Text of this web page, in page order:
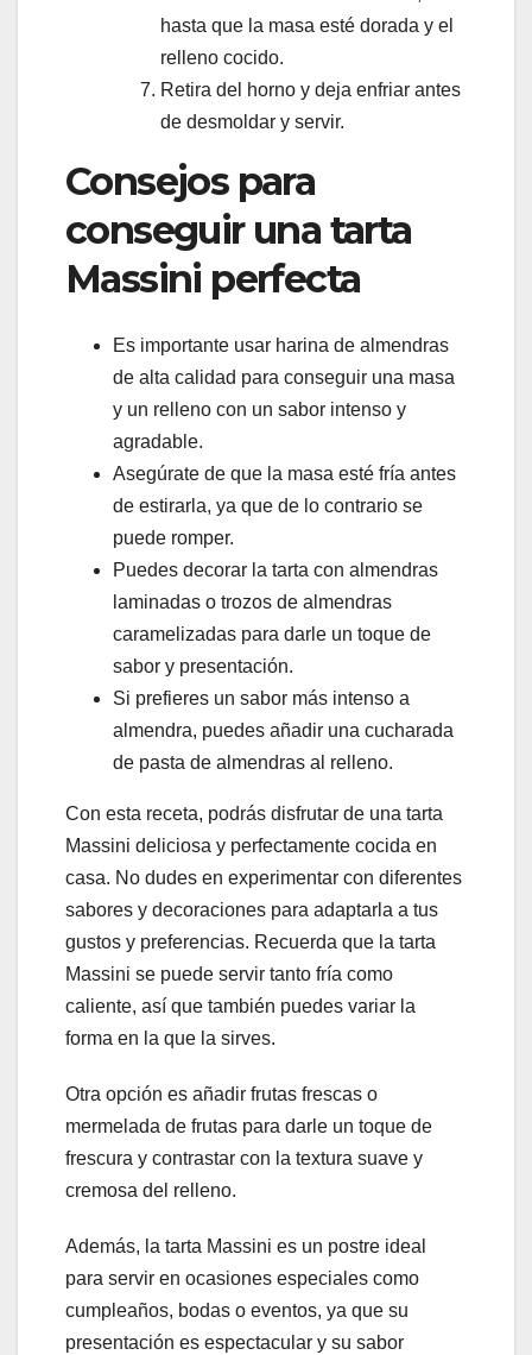
hasta que la masa esté dorada y el
relleno cocido.
Retira del horno y deja enfriar antes
de desmoldar y servir.
Consejos para
conseguir una tarta
Massini perfecta
Es importante usar harina de almendras
de alta calidad para conseguir una masa
y un relleno con un sabor intenso y
agradable.
Asegúrate de que la masa esté fría antes
de estirarla, ya que de lo contrario se
puede romper.
Puedes decorar la tarta con almendras
laminadas o trozos de almendras
caramelizadas para darle un toque de
sabor y presentación.
Si prefieres un sabor más intenso a
almendra, puedes añadir una cucharada
de pasta de almendras al relleno.
Con esta receta, podrás disfrutar de una tarta
Massini deliciosa y perfectamente cocida en
casa. No dudes en experimentar con diferentes
sabores y decoraciones para adaptarla a tus
gustos y preferencias. Recuerda que la tarta
Massini se puede servir tanto fría como
caliente, así que también puedes variar la
forma en la que la sirves.
Otra opción es añadir frutas frescas o
mermelada de frutas para darle un toque de
frescura y contrastar con la textura suave y
cremosa del relleno.
Además, la tarta Massini es un postre ideal
para servir en ocasiones especiales como
cumpleaños, bodas o eventos, ya que su
presentación es espectacular y su sabor